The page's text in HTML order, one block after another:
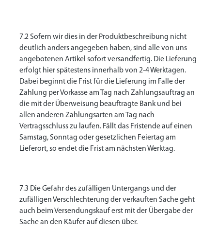
7.2 Sofern wir dies in der Produktbeschreibung nicht
deutlich anders angegeben haben, sind alle von uns
angebotenen Artikel sofort versandfertig. Die Lieferung
erfolgt hier spätestens innerhalb von 2-4 Werktagen.
Dabei beginnt die Frist für die Lieferung im Falle der
Zahlung per Vorkasse am Tag nach Zahlungsauftrag an
die mit der Überweisung beauftragte Bank und bei
allen anderen Zahlungsarten am Tag nach
Vertragsschluss zu laufen. Fällt das Fristende auf einen
Samstag, Sonntag oder gesetzlichen Feiertag am
Lieferort, so endet die Frist am nächsten Werktag.
7.3 Die Gefahr des zufälligen Untergangs und der
zufälligen Verschlechterung der verkauften Sache geht
auch beim Versendungskauf erst mit der Übergabe der
Sache an den Käufer auf diesen über.